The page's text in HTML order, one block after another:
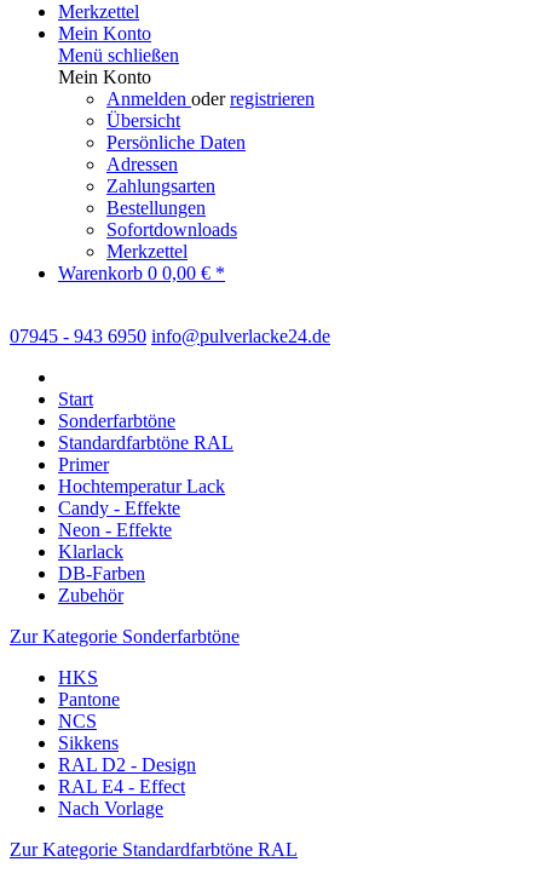
Merkzettel
Mein Konto
Menü schließen
Mein Konto
Anmelden oderregistrieren
Übersicht
Persönliche Daten
Adressen
Zahlungsarten
Bestellungen
Sofortdownloads
Merkzettel
Warenkorb 0 0,00 € *
07945 - 943 6950 info@pulverlacke24.de
Start
Sonderfarbtöne
Standardfarbtöne RAL
Primer
Hochtemperatur Lack
Candy - Effekte
Neon - Effekte
Klarlack
DB-Farben
Zubehör
Zur Kategorie Sonderfarbtöne
HKS
Pantone
NCS
Sikkens
RAL D2 - Design
RAL E4 - Effect
Nach Vorlage
Zur Kategorie Standardfarbtöne RAL